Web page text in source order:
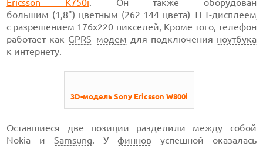
Ericsson K750i. Он также оборудован
большим (1,8") цветным (262 144 цвета) TFT-дисплеем
с разрешением 176х220 пикселей, Кроме того, телефон
работает как GPRS–модем для подключения ноутбука
к интернету.
3D-модель Sony Ericsson W800i
Оставшиеся две позиции разделили между собой
Nokia иSamsung. У финнов успешной оказалась